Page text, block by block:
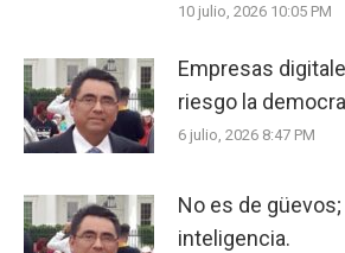
10 julio, 2026 10:05 PM
Empresas
riesgo la
6 julio, 2026 8:47 PM
No es de
inteligencia.